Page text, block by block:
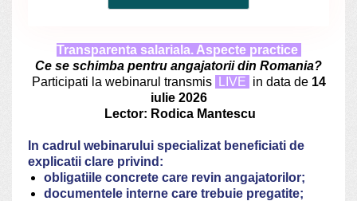
Transparenta salariala. Aspecte practice
Ce se schimba pentru angajatorii din Romania?
Participati la webinarul transmis
LIVE in data de14
iulie 2026
Lector: Rodica Mantescu
In cadrul webinarului specializat beneficiati de
explicatii clare privind:
obligatiile concrete care revin angajatorilor;
documentele interne care trebuie pregatite;